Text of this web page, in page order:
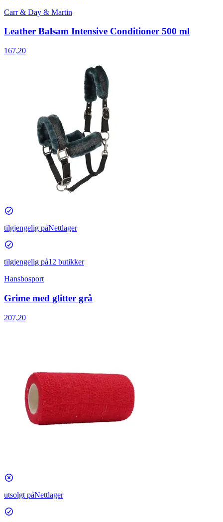
Carr & Day & Martin
Leather Balsam Intensive Conditioner 500 ml
167,20
tilgjengelig påNettlager
tilgjengelig på12 butikker
Hansbosport
Grime med glitter grå
207,20
utsolgt påNettlager